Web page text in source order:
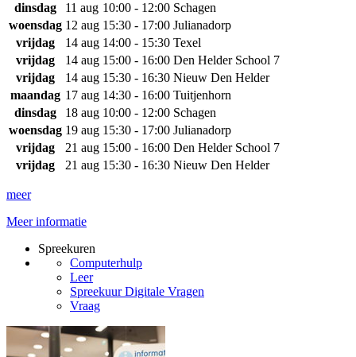
dinsdag
11 aug 10:00 - 12:00 Schagen
woensdag 12 aug 15:30 - 17:00 Julianadorp
vrijdag
14 aug 14:00 - 15:30 Texel
vrijdag
14 aug 15:00 - 16:00 Den Helder School 7
vrijdag
14 aug 15:30 - 16:30 Nieuw Den Helder
maandag 17 aug 14:30 - 16:00 Tuitjenhorn
dinsdag
18 aug 10:00 - 12:00 Schagen
woensdag 19 aug 15:30 - 17:00 Julianadorp
vrijdag
21 aug 15:00 - 16:00 Den Helder School 7
vrijdag
21 aug 15:30 - 16:30 Nieuw Den Helder
meer
Meer informatie
Spreekuren
Computerhulp
Leer
Spreekuur Digitale Vragen
Vraag